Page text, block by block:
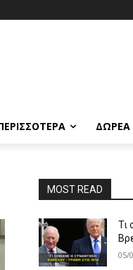
ΔΩΡΕΆ
MOST READ
Τι
05/